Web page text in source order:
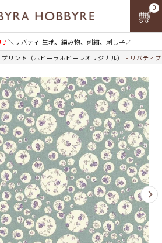
♪＼リバティ 生地、編み物、刺繍、刺し子／
0
プリント（ホビーラホビーレオリジナル） リバティ